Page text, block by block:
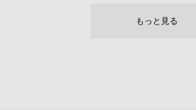
もっと見る